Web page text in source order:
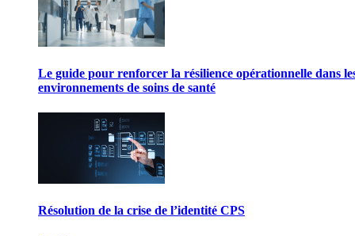
Le guide pour renforcer la résilience opérationnelle dans
environnements de soins de santé
Résolution de la crise de l’identité CPS